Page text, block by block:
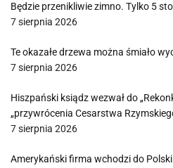
Będzie przenikliwie zimno. Tylko 5
7 sierpnia 2026
Te okazałe drzewa można śmiało
7 sierpnia 2026
Hiszpański ksiądz wezwał do
„przywrócenia Cesarstwa
7 sierpnia 2026
Amerykański firma wchodzi do